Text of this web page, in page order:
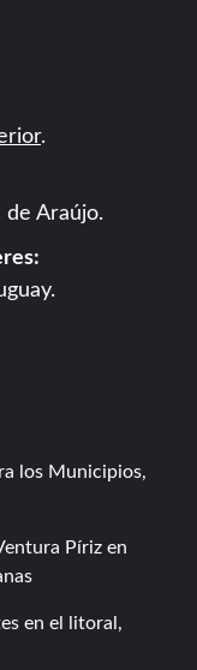
.
de Araújo.
los Municipios,
Píriz en
en el litoral,